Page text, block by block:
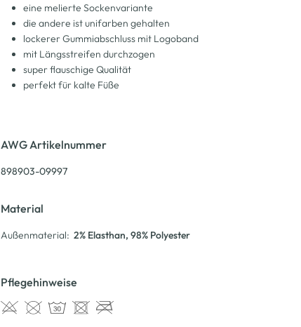
eine melierte Sockenvariante
die andere ist unifarben gehalten
lockerer Gummiabschluss mit Logoband
mit Längsstreifen durchzogen
super flauschige Qualität
perfekt für kalte Füße
AWG Artikelnummer
898903-09997
Material
Außenmaterial: 2% Elasthan, 98% Polyester
Pflegehinweise